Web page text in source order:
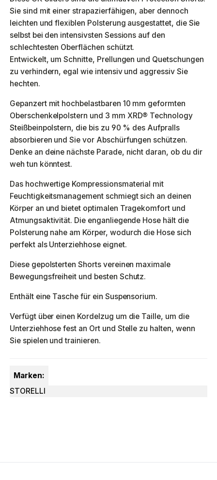
Sie sind mit einer strapazierfähigen, aber dennoch
leichten und flexiblen Polsterung ausgestattet, die Sie
selbst bei den intensivsten Sessions auf den
schlechtesten Oberflächen schützt.
Entwickelt, um Schnitte, Prellungen und Quetschungen
zu verhindern, egal wie intensiv und aggressiv Sie
hechten.
Gepanzert mit hochbelastbaren 10 mm geformten
Oberschenkelpolstern und 3 mm XRD® Technology
Steißbeinpolstern, die bis zu 90 % des Aufpralls
absorbieren und Sie vor Abschürfungen schützen.
Denke an deine nächste Parade, nicht daran, ob du dir
weh tun könntest.
Das hochwertige Kompressionsmaterial mit
Feuchtigkeitsmanagement schmiegt sich an deinen
Körper an und bietet optimalen Tragekomfort und
Atmungsaktivität. Die enganliegende Hose hält die
Polsterung nahe am Körper, wodurch die Hose sich
perfekt als Unterziehhose eignet.
Diese gepolsterten Shorts vereinen maximale
Bewegungsfreiheit und besten Schutz.
Enthält eine Tasche für ein Suspensorium.
Verfügt über einen Kordelzug um die Taille, um die
Unterziehhose fest an Ort und Stelle zu halten, wenn
Sie spielen und trainieren.
Marken:
STORELLI